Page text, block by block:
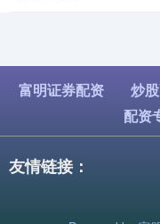
富明证券配资 炒
配资
友情链接：